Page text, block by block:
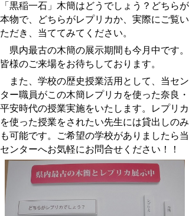
「黒稲一石」木簡はどうでしょう？どちらが
本物で、どちらがレプリカか、実際にご覧い
ただき、当ててみてください。
県内最古の木簡の展示期間も今月中です。
皆様のご来場をお待ちしております。
また、学校の歴史授業活用として、当セン
ター職員がこの木簡レプリカを使った奈良・
平安時代の授業実施をいたします。レプリカ
を使った授業をされたい先生には貸出しのみ
も可能です。ご希望の学校がありましたら当
センターへお気軽にお問合せください！！